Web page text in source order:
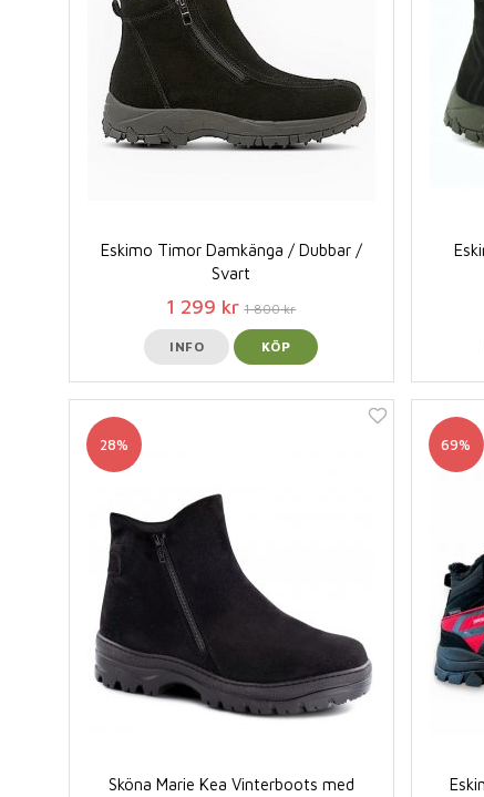
Eskimo Timor Damkänga / Dubbar /
Svart
1 299 kr 1 800 kr
INFO KÖP
28%
Sköna Marie Kea Vinterboots med
69%